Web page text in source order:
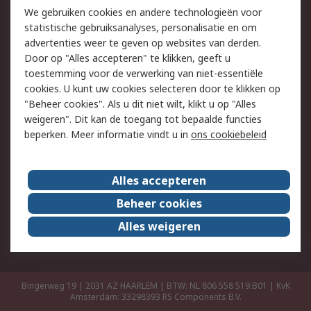
Track & Trace
Wettelijk
Cookiebeleid
Email veiligheid
Privacybeleid
Websitevoorwaarden
Algemene
verkoopvoorwaarden
Over RS
RS Group
Over ons
RS wereldwijd
Werken bij RS
ESG
Bingerweg 19 | 2031 AZ HAARLEM | BTW: NL 806 558 519.B01 | KvK
Amsterdam: 33298393 RS Components B.V.
We gebruiken cookies en andere technologieën voor
statistische gebruiksanalyses, personalisatie en om
advertenties weer te geven op websites van derden.
Door op "Alles accepteren" te klikken, geeft u
toestemming voor de verwerking van niet-essentiële
cookies. U kunt uw cookies selecteren door te klikken op
"Beheer cookies". Als u dit niet wilt, klikt u op "Alles
weigeren". Dit kan de toegang tot bepaalde functies
beperken. Meer informatie vindt u in ons cookiebeleid
Alles accepteren
Beheer cookies
Alles weigeren